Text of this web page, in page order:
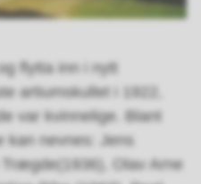
flytta inn i nytt
artiumskullet i 1922,
var kvinnelige. Blant
kan nevnes: Jens
Olav Arne